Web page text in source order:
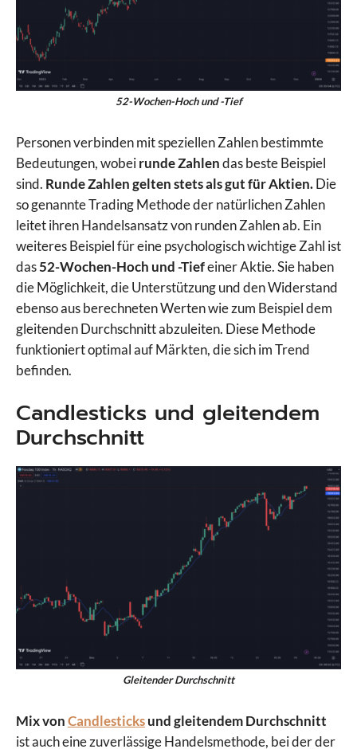
52-Wochen-Hoch und -Tief
Personen verbinden mit speziellen Zahlen bestimmte
Bedeutungen, wobeirunde Zahlendas beste Beispiel
sind. Runde Zahlen gelten stets als gut für Aktien.Die
so genannte Trading Methode der natürlichen Zahlen
leitet ihren Handelsansatz von runden Zahlen ab. Ein
weiteres Beispiel für eine psychologisch wichtige Zahl ist
das52-Wochen-Hoch und -Tiefeiner Aktie. Sie haben
die Möglichkeit, die Unterstützung und den Widerstand
ebenso aus berechneten Werten wie zum Beispiel dem
gleitenden Durchschnitt abzuleiten. Diese Methode
funktioniert optimal auf Märkten, die sich im Trend
befinden.
Candlesticks und gleitendem
Durchschnitt
Gleitender Durchschnitt
Mix vonCandlesticksund gleitendem Durchschnitt
ist auch eine zuverlässige Handelsmethode, bei der der